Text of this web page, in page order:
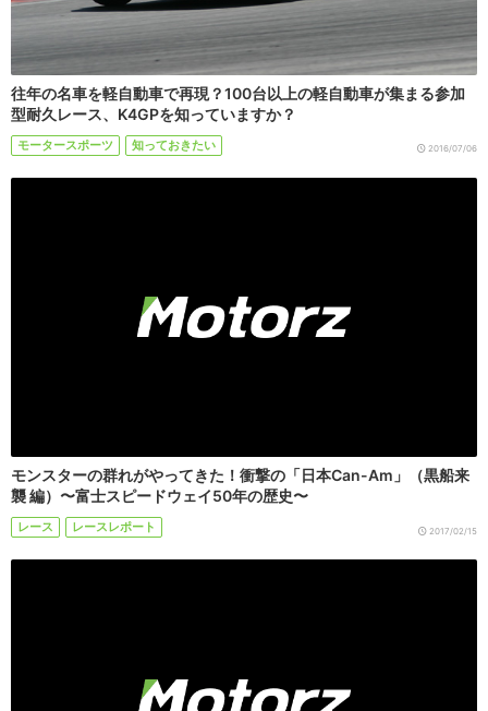
往年の名車を軽自動車で再現？100台以上の軽自動車が集まる参加
型耐久レース、K4GPを知っていますか？
モータースポーツ 知っておきたい 2016/07/06
モンスターの群れがやってきた！衝撃の「日本Can-Am」（黒船来
襲 編）〜富士スピードウェイ50年の歴史〜
レース レースレポート 2017/02/15